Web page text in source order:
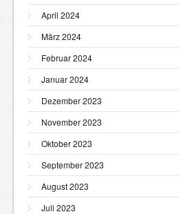
April 2024
März 2024
Februar 2024
Januar 2024
Dezember 2023
November 2023
Oktober 2023
September 2023
August 2023
Juli 2023